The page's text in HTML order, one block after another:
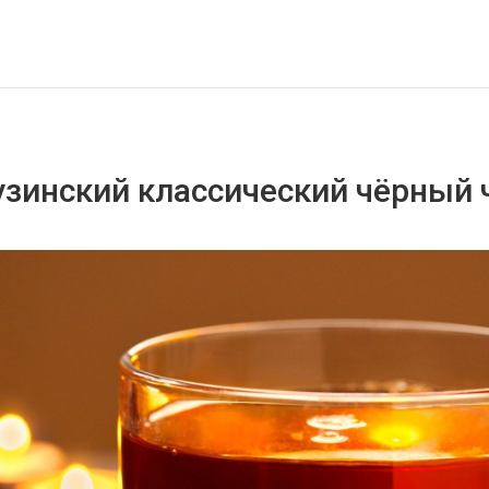
классический чёрный